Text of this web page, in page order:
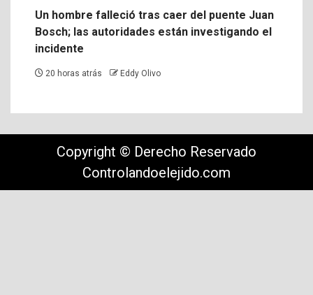
Un hombre falleció tras caer del puente Juan
Bosch; las autoridades están investigando el
incidente
20 horas atrás Eddy Olivo
Copyright © Derecho Reservado
Controlandoelejido.com